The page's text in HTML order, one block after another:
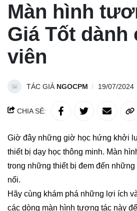
Màn hình
Giá Tốt dành
viên
TÁC GIẢ NGOCPM 19/07/2024
CHIA SẺ:
Giờ đây những giờ học hứng khởi
thiết bị dạy học thông minh. Màn
trong những thiết bị đem đến
nổi.
Hãy cùng khám phá những lợi ích
các dòng màn hình tương tác này